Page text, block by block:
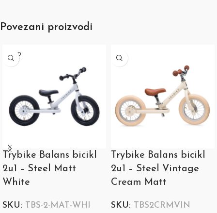
Povezani proizvodi
SOLD
OUT
Trybike Balans bicikl
2u1 – Steel Matt
White
SKU: TBS-2-MAT-WHI
Trybike Balans bicikl
2u1 – Steel Vintage
Cream Matt
SKU: TBS2CRMVIN